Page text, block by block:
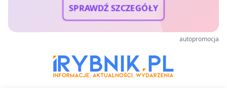
SPRAWDŹ SZCZEGÓŁY
autopromocja